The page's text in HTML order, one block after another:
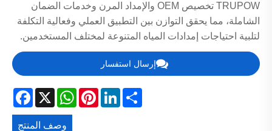
TRUPOW تخصيص OEM والإمداد المرن وخدمات الضمان
الشاملة، مما يحقق التوازن بين التطبيق العملي وفعالية التكلفة
لتلبية احتياجات إمدادات المياه المتنوعة لمختلف المستخدمين.
إرسال استفسار
X
WhatsAppPinterestLinkedInShare
وصف المنتج